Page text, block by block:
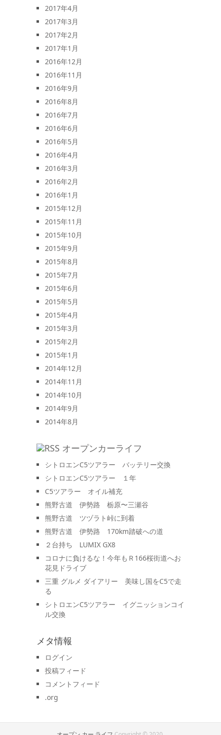
2017年4月
2017年3月
2017年2月
2017年1月
2016年12月
2016年11月
2016年9月
2016年8月
2016年7月
2016年6月
2016年5月
2016年4月
2016年3月
2016年2月
2016年1月
2015年12月
2015年11月
2015年10月
2015年9月
2015年8月
2015年7月
2015年6月
2015年5月
2015年4月
2015年3月
2015年2月
2015年1月
2014年12月
2014年11月
2014年10月
2014年9月
2014年8月
オープンカーライフ
シトロエンC5ツアラー バッテリー交換
シトロエンC5ツアラー １年
C5ツアラー オイル補充
熊野古道 伊勢路 栃原〜三瀬谷
熊野古道 ツヅラト峠に到着
熊野古道 伊勢路 170km踏破への道
２台持ち LUMIX GX8
コロナに負けるな！今年もＲ166桜街道へお
花見ドライブ
三重 グルメ ダイアリー 美味し国をC5で走
る
シトロエンC5ツアラー イグニッションコイ
ル交換
メタ情報
ログイン
投稿フィード
コメントフィード
.org